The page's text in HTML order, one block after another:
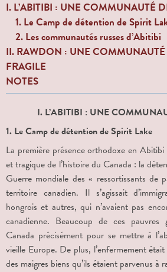
I. L’ABITIBI : UNE COMMUNAUTÉ
1. Le Camp de détention de Spirit
2. Les communautés russes d’Abitibi
II. RAWDON : UNE
FRAGILE
NOTES
I. L’ABITIBI : UNE
1. Le Camp de détention de Spirit Lake
La première présence orthodoxe en Abitibi
et tragique de l’histoire du Canada : la
Guerre mondiale des « ressortissants de
territoire canadien. Il s’agissait
hongrois et autres, qui n’avaient pas
canadienne. Beaucoup de ces pauvres
Canada précisément pour se mettre à
vieille Europe. De plus, l’enfermement
des maigres biens qu’ils étaient parvenus à